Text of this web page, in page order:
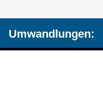
Umwandlungen: